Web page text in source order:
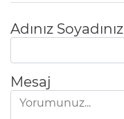
Adınız Soyadınız
Mesaj